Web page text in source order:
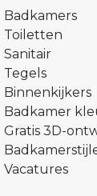
Badkamers
Toiletten
Sanitair
Tegels
Binnenkijkers
Badkamer
Gratis 3D-
Vacatures